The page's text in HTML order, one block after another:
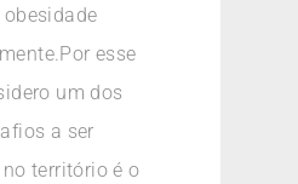
obesidade
esse
um dos
a ser
território é o